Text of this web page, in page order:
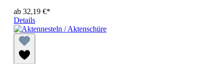
ab 32,19 €*
Details